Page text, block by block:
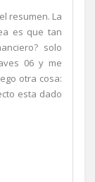
resumen. La
es que tan
solo
06 y me
otra cosa:
esta dado